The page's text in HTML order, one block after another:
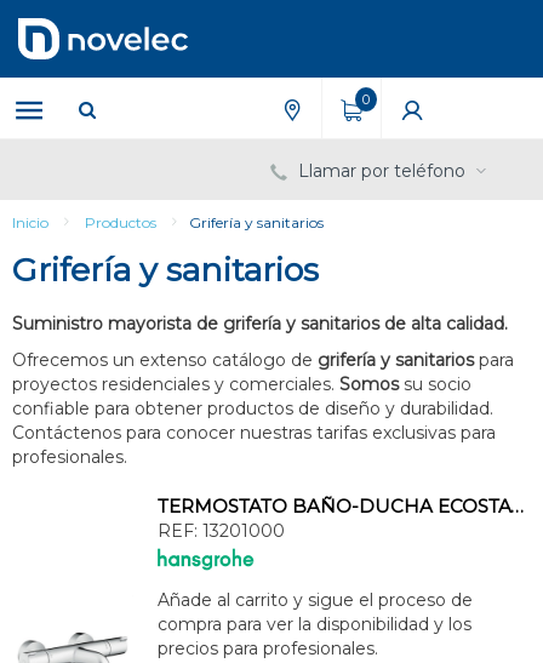
contenido
menú
de
navegación
0
Llamar por teléfono
Inicio Productos Grifería y sanitarios
Grifería y sanitarios
Suministro mayorista de grifería y sanitarios de alta calidad.
Ofrecemos un extenso catálogo de grifería y sanitariospara
proyectos residenciales y comerciales. Somos su socio
confiable para obtener productos de diseño y durabilidad.
Contáctenos para conocer nuestras tarifas exclusivas para
profesionales.
TERMOSTATO BAÑO-DUCHA ECOSTAT 1001 CL CROMO
REF: 13201000
Añade al carrito y sigue el proceso de
compra para ver la disponibilidad y los
precios para profesionales.